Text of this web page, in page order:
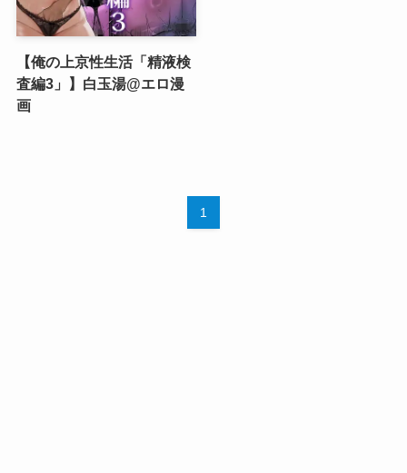
【俺の上京性生活「精液検
査編3」】白玉湯@エロ漫
画
1